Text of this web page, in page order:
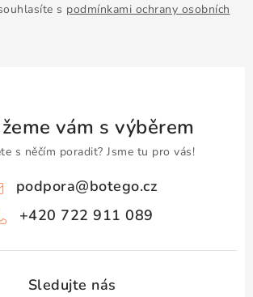
s podmínkami ochrany osobních
vám s výběrem
s něčím poradit? Jsme tu pro vás!
podpora@botego.cz
+420 722 911 089